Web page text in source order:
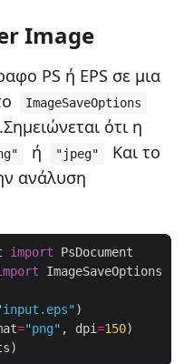
Image
PS ή EPS σε μια
ImageSaveOptions
.Σημειώνεται ότι η
ή "jpeg" Και το
ανάλυση
import
="png" , dpi=150